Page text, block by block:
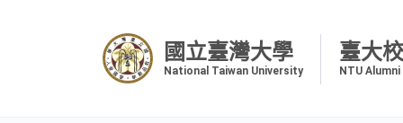
國立臺灣大學
National Taiwan University
臺大
NTU